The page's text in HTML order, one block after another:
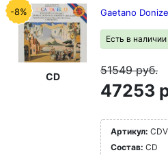
-8%
CD
Gaetano
Есть в наличии
51549руб.
47253
Артикул:
Состав: CD